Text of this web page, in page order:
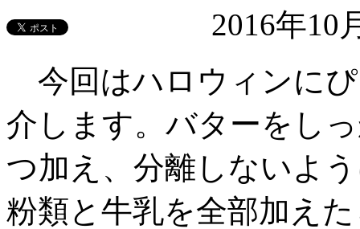
2016年10
今回はハロウィンに
介します。バターをし
つ加え、分離しないよ
粉類と牛乳を全部加え